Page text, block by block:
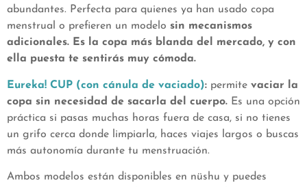
abundantes. Perfecta para quienes ya han usado copa
menstrual o prefieren un modelo sin mecanismos
adicionales. Es la copa más blanda del mercado, y con
ella puesta te sentirás muy cómoda.
Eureka! CUP (con cánula de vaciado): permite vaciar la
copa sin necesidad de sacarla del cuerpo. Es una opción
práctica si pasas muchas horas fuera de casa, si no tienes
un grifo cerca donde limpiarla, haces viajes largos o buscas
más autonomía durante tu menstruación.
Ambos modelos están disponibles en nüshu y puedes